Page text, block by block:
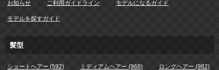
お知らせ ご利用ガイドライン モデルになるガイド
モデルを探すガイド
髪型
ショートヘアー (592) ミディアムヘアー (968) ロングヘアー (982)